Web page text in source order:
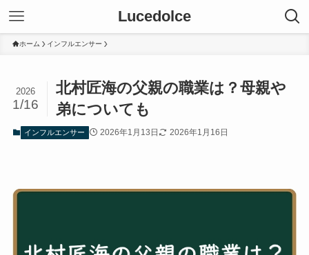
Lucedolce
ホーム インフルエンサー
北村匠海の父親の職業は？母親や
弟についても
2026
1/16
インフルエンサー 2026年1月13日 2026年1月16日